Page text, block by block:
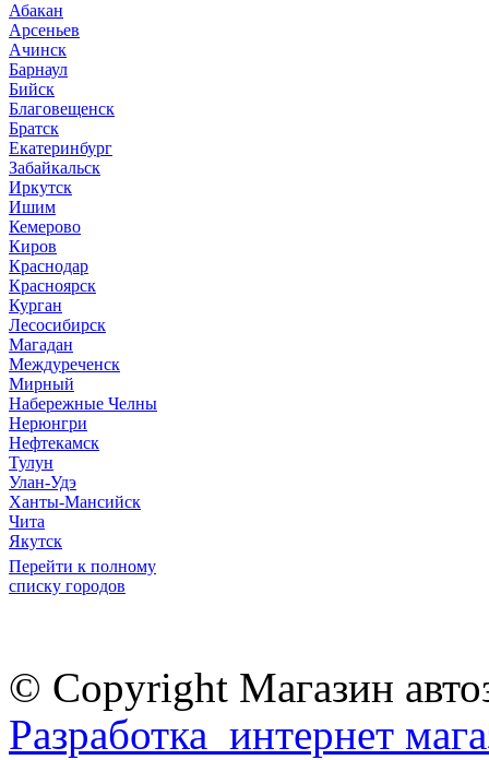
Абакан
Арсеньев
Ачинск
Барнаул
Бийск
Благовещенск
Братск
Екатеринбург
Забайкальск
Иркутск
Ишим
Кемерово
Киров
Краснодар
Красноярск
Курган
Лесосибирск
Магадан
Междуреченск
Мирный
Набережные Челны
Нерюнгри
Нефтекамск
Тулун
Улан-Удэ
Ханты-Мансийск
Чита
Якутск
Перейти к полному
списку городов
© Copyright Магазин
Разработка интернет